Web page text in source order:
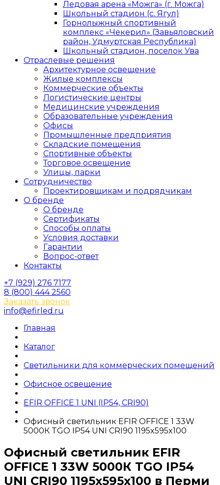
Ледовая арена «Можга» (г. Можга)
Школьный стадион (с. Ягул)
Горнолыжный спортивный
комплекс «Чекерил» (Завьяловский
район, Удмуртская Республика)
Школьный стадион, поселок Ува
Отраслевые решения
Архитектурное освещение
Жилые комплексы
Коммерческие объекты
Логистические центры
Медицинские учреждения
Образовательные учреждения
Офисы
Промышленные предприятия
Складские помещения
Спортивные объекты
Торговое освещение
Улицы, парки
Сотрудничество
Проектировщикам и подрядчикам
О бренде
О бренде
Сертификаты
Способы оплаты
Условия доставки
Гарантии
Вопрос-ответ
Контакты
+7 (929) 276 7177
8 (800) 444 2560
Заказать звонок
info@efirled.ru
Главная
Каталог
Светильники для коммерческих помещений
Офисное освещение
EFIR OFFICE 1 UNI (IP54, CRI90)
Офисный светильник EFIR OFFICE 1 33W
5000К TGO IP54 UNI CRI90 1195x595x100
Офисный светильник EFIR
OFFICE 1 33W 5000К TGO IP54
UNI CRI90 1195x595x100 в Перми